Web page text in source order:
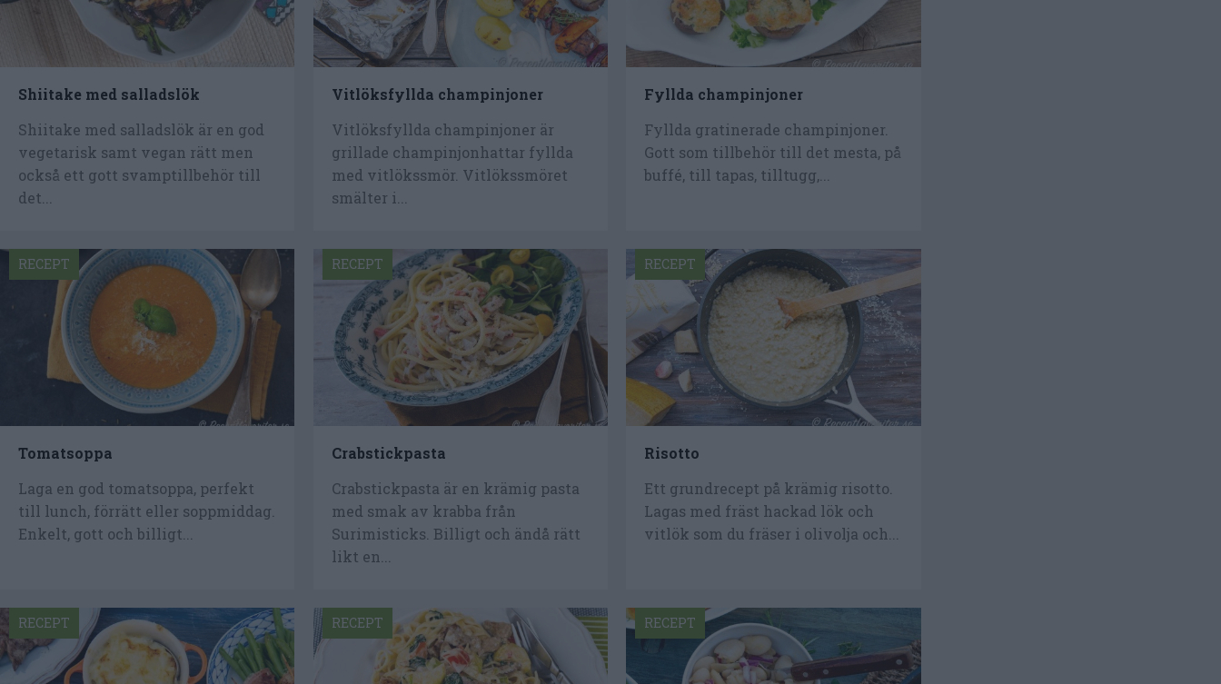
Shiitake med salladslök
Shiitake med salladslök är en god
vegetarisk samt vegan rätt men
också ett gott svamptillbehör till
det...
Vitlöksfyllda champinjoner
Vitlöksfyllda champinjoner är
grillade champinjonhattar fyllda
med vitlökssmör. Vitlökssmöret
smälter i...
Fyllda champinjoner
Fyllda gratinerade champinjoner.
Gott som tillbehör till det mesta, på
buffé, till tapas, tilltugg,...
Tomatsoppa
Laga en god tomatsoppa, perfekt
till lunch, förrätt eller soppmiddag.
Enkelt, gott och billigt...
RECEPT
Crabstickpasta
Crabstickpasta är en krämig pasta
med smak av krabba från
Surimisticks. Billigt och ändå rätt
likt en...
RECEPT
Risotto
Ett grundrecept på krämig risotto.
Lagas med fräst hackad lök och
vitlök som du fräser i olivolja och...
RECEPT
RECEPT RECEPT RECEPT